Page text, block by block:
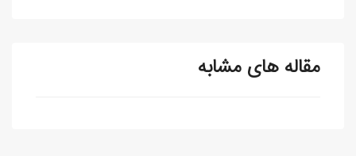
مقاله های مشابه